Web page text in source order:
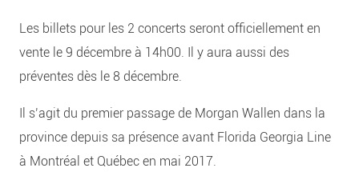
Les billets pour les 2 concerts seront officiellement en
vente le 9 décembre à 14h00. Il y aura aussi des
préventes dès le 8 décembre.
Il s’agit du premier passage de Morgan Wallen dans la
province depuis sa présence avant Florida Georgia Line
à Montréal et Québec en mai 2017.